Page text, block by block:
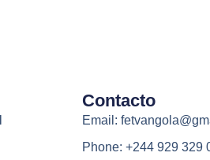
Contacto
Email:
Phone: +244 929 329